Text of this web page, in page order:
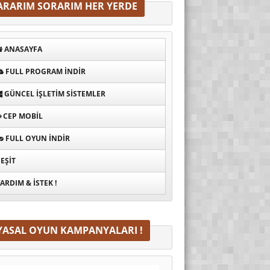
SORARIM HER YERDE
ANASAYFA
FULL PROGRAM INDIR
GÜNCEL İŞLETIM SISTEMLER
CEP MOBIL
FULL OYUN İNDIR
& İSTEK !
OYUN KAMPANYALARI !